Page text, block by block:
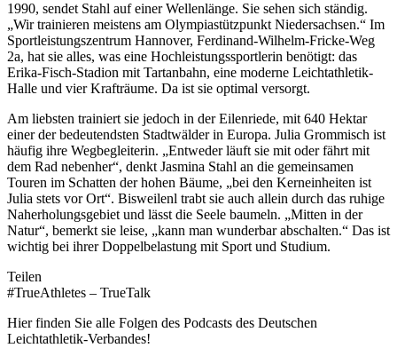
1990, sendet Stahl auf einer Wellenlänge. Sie sehen sich ständig.
„Wir trainieren meistens am Olympiastützpunkt Niedersachsen.“ Im
Sportleistungszentrum Hannover, Ferdinand-Wilhelm-Fricke-Weg
2a, hat sie alles, was eine Hochleistungssportlerin benötigt: das
Erika-Fisch-Stadion mit Tartanbahn, eine moderne Leichtathletik-
Halle und vier Krafträume. Da ist sie optimal versorgt.
Am liebsten trainiert sie jedoch in der Eilenriede, mit 640 Hektar
einer der bedeutendsten Stadtwälder in Europa. Julia Grommisch ist
häufig ihre Wegbegleiterin. „Entweder läuft sie mit oder fährt mit
dem Rad nebenher“, denkt Jasmina Stahl an die gemeinsamen
Touren im Schatten der hohen Bäume, „bei den Kerneinheiten ist
Julia stets vor Ort“. Bisweilenl trabt sie auch allein durch das ruhige
Naherholungsgebiet und lässt die Seele baumeln. „Mitten in der
Natur“, bemerkt sie leise, „kann man wunderbar abschalten.“ Das ist
wichtig bei ihrer Doppelbelastung mit Sport und Studium.
Teilen
#TrueAthletes – TrueTalk
Hier finden Sie alle Folgen des Podcasts des Deutschen
Leichtathletik-Verbandes!